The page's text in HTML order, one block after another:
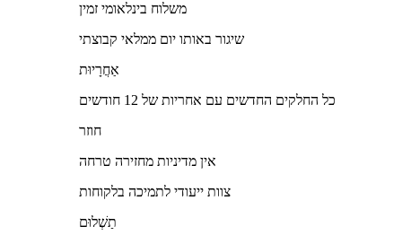
משלוח בינלאומי זמין
שיגור באותו יום ממלאי קבוצתי
אַחֲרָיוּת
כל החלקים החדשים עם אחריות של 12 חודשים
חוזר
אין מדיניות מחזירה טרחה
צוות ייעודי לתמיכה בלקוחות
תַשְׁלוּם